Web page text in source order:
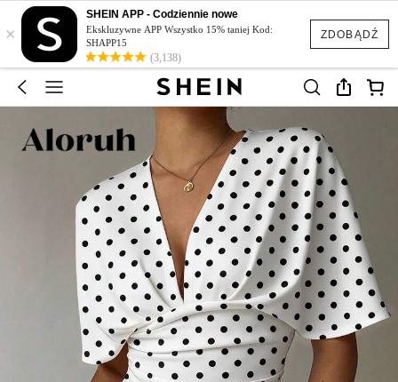
ZDOBĄDŹ
×
SHEIN APP - Codziennie nowe
Ekskluzywne APP Wszystko 15% taniej Kod:
SHAPP15
(3,138)